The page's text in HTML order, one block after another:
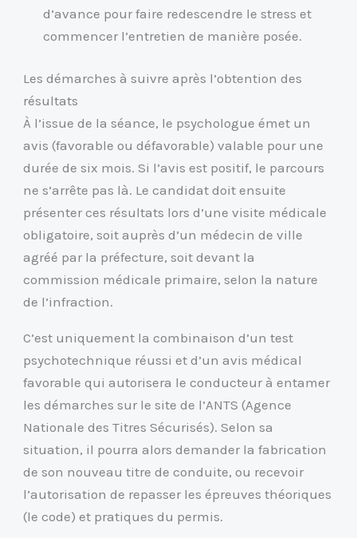
d’avance pour faire redescendre le stress et
commencer l’entretien de manière posée.
Les démarches à suivre après l’obtention des
résultats
À l’issue de la séance, le psychologue émet un
avis (favorable ou défavorable) valable pour une
durée de six mois. Si l’avis est positif, le parcours
ne s’arrête pas là. Le candidat doit ensuite
présenter ces résultats lors d’une visite médicale
obligatoire, soit auprès d’un médecin de ville
agréé par la préfecture, soit devant la
commission médicale primaire, selon la nature
de l’infraction.
C’est uniquement la combinaison d’un test
psychotechnique réussi et d’un avis médical
favorable qui autorisera le conducteur à entamer
les démarches sur le site de l’ANTS (Agence
Nationale des Titres Sécurisés). Selon sa
situation, il pourra alors demander la fabrication
de son nouveau titre de conduite, ou recevoir
l’autorisation de repasser les épreuves théoriques
(le code) et pratiques du permis.